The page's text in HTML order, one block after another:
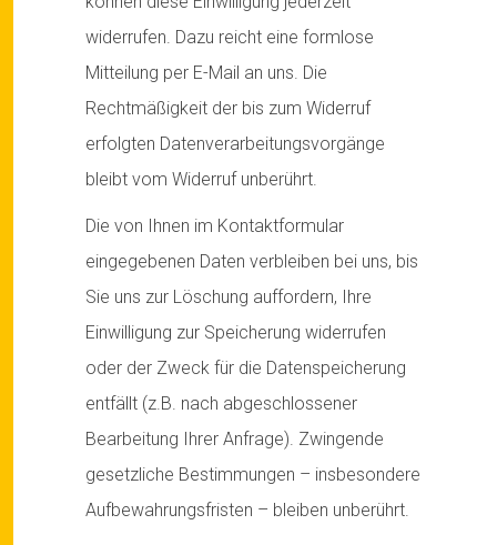
widerrufen. Dazu reicht eine formlose
Mitteilung per E-Mail an uns. Die
Rechtmäßigkeit der bis zum Widerruf
erfolgten Datenverarbeitungsvorgänge
bleibt vom Widerruf unberührt.
Die von Ihnen im Kontaktformular
eingegebenen Daten verbleiben bei uns, bis
Sie uns zur Löschung auffordern, Ihre
Einwilligung zur Speicherung widerrufen
oder der Zweck für die Datenspeicherung
entfällt (z.B. nach abgeschlossener
Bearbeitung Ihrer Anfrage). Zwingende
gesetzliche Bestimmungen – insbesondere
Aufbewahrungsfristen – bleiben unberührt.